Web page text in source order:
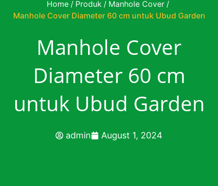
Home / Produk / Manhole Cover /
Manhole Cover Diameter 60 cm untuk Ubud Garden
Manhole Cover
Diameter 60 cm
untuk Ubud Garden
admin August 1, 2024